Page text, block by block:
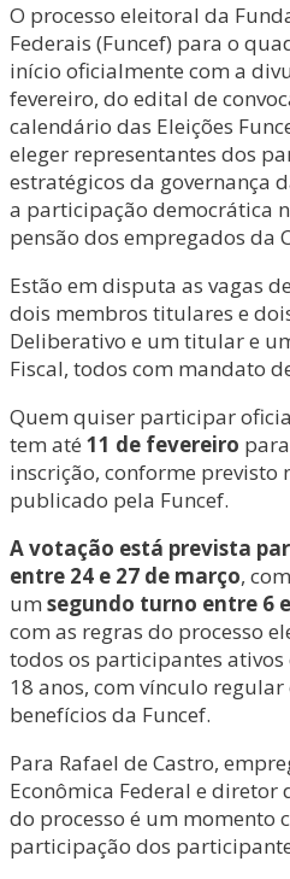
O processo eleitoral da
Federais (Funcef) para o
início oficialmente com a
fevereiro, do edital de
calendário das Eleições
eleger representantes dos
estratégicos da governança
a participação democrática
pensão dos empregados da
Estão em disputa as vagas
dois membros titulares e
Deliberativo e um titular e
Fiscal, todos com mandato
Quem quiser participar
tem até 11 de fevereiro
inscrição, conforme
publicado pela Funcef.
A votação está prevista
entre 24 e 27 de março,
um segundo turno entre 6
com as regras do processo
todos os participantes
18 anos, com vínculo
benefícios da Funcef.
Para Rafael de Castro,
Econômica Federal e diretor
do processo é um momento
participação dos